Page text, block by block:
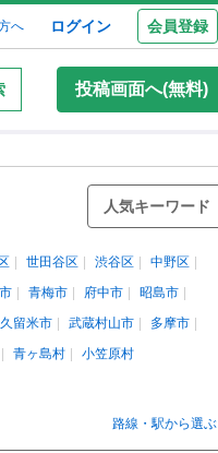
へ ログイン 会員登録
投稿画面へ(無料)
人気キーワード
世田谷区 渋谷区
中野区
青梅市 府中市
昭島市
留米市 武蔵村山市
多摩市
青ヶ島村 小笠原村
路線・駅から選ぶ